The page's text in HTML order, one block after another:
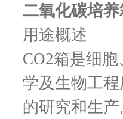
二氧化碳培养
用途概述
CO2箱是细
学及生物工
的研究和生产